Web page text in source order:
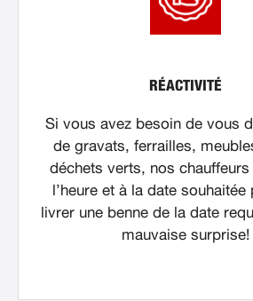
RÉACTIVITÉ
Si vous avez besoin de vous
de gravats, ferrailles,
déchets verts, nos chauffeurs
l’heure et à la date
livrer une benne de la date
mauvaise surprise!